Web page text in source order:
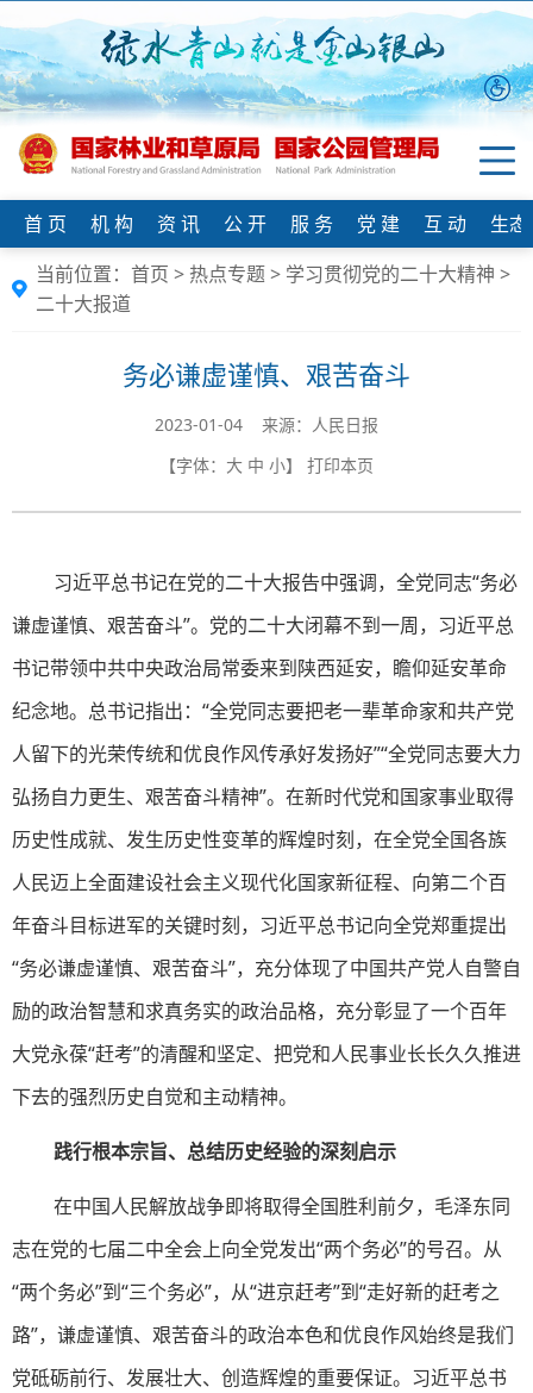
首 页 机 构 资 讯 公 开 服 务 党 建 互 动
生
当前位置： 首页 > 热点专题> 学习贯彻党的二十大精神 >
二十大报道
务必谦虚谨慎、艰苦奋斗
2023-01-04 来源：人民日报
【字体： 大 中 小】 打印本页
习近平总书记在党的二十大报告中强调，全党同志“务必
谦虚谨慎、艰苦奋斗”。党的二十大闭幕不到一周，习近平总
书记带领中共中央政治局常委来到陕西延安，瞻仰延安革命
纪念地。总书记指出：“全党同志要把老一辈革命家和共产党
人留下的光荣传统和优良作风传承好发扬好”“全党同志要大力
弘扬自力更生、艰苦奋斗精神”。在新时代党和国家事业取得
历史性成就、发生历史性变革的辉煌时刻，在全党全国各族
人民迈上全面建设社会主义现代化国家新征程、向第二个百
年奋斗目标进军的关键时刻，习近平总书记向全党郑重提出
“务必谦虚谨慎、艰苦奋斗”，充分体现了中国共产党人自警自
励的政治智慧和求真务实的政治品格，充分彰显了一个百年
大党永葆“赶考”的清醒和坚定、把党和人民事业长长久久推进
下去的强烈历史自觉和主动精神。
践行根本宗旨、总结历史经验的深刻启示
在中国人民解放战争即将取得全国胜利前夕，毛泽东同
志在党的七届二中全会上向全党发出“两个务必”的号召。从
“两个务必”到“三个务必”，从“进京赶考”到“走好新的赶考之
路”，谦虚谨慎、艰苦奋斗的政治本色和优良作风始终是我们
党砥砺前行、发展壮大、创造辉煌的重要保证。习近平总书